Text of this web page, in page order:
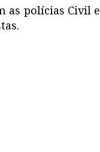
as polícias Civil e